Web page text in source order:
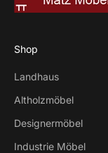
Shop
Landhaus
Altholzmöbel
Designermöbel
Industrie Möbel